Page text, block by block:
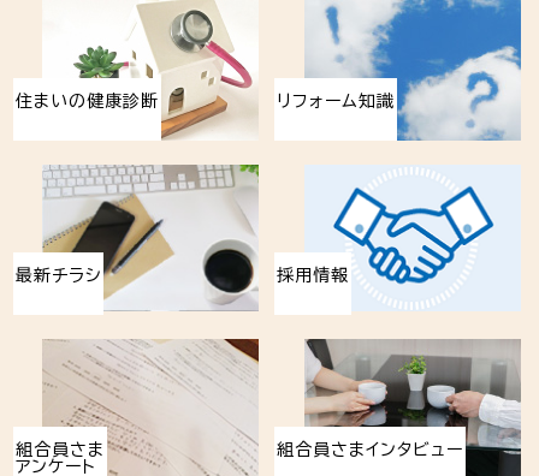
住まいの健康診断 リフォーム知識
最新チラシ 採用情報
組合員さま
アンケート
組合員さまインタビュー